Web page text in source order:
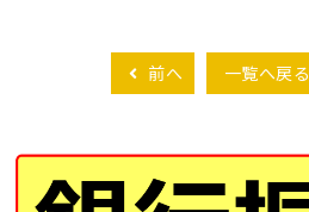
前へ 一覧へ戻る